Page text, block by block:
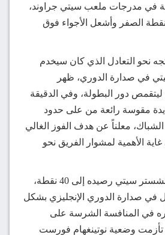
في مدرجات ملعب سيتي جراوند،
نقطة الصفر وأشعل الأجواء فوق
نحو التعادل الذي كان سيخدم
في صدارة الدوري، ظهر
دور البطولة، وفي الدقيقة
مقوسة رائعة من على حدود
معلناً عن هدف الفوز الغالي
الأهمية لمشوار الفريق نحو
وبهذه النتيجة، رفع مانشستر سيتي رصيده إلى 40 نقطة،
في صدارة الدوري الإنجليزي بشكل
في المنافسة الشرسة على
تأزمت وضعية نوتينغهام فورست